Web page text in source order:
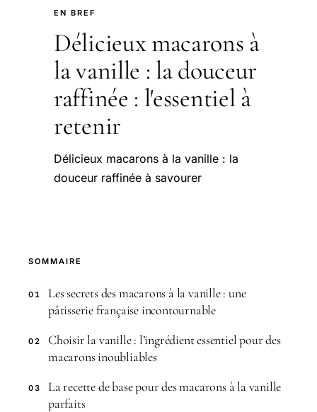
EN BREF
Délicieux macarons à
la vanille : la douceur
raffinée : l'essentiel à
retenir
Délicieux macarons à la vanille : la
douceur raffinée à savourer
SOMMAIRE
01
Les secrets des macarons à la vanille : une
pâtisserie française incontournable
02
Choisir la vanille : l’ingrédient essentiel pour des
macarons inoubliables
03
La recette de base pour des macarons à la vanille
parfaits